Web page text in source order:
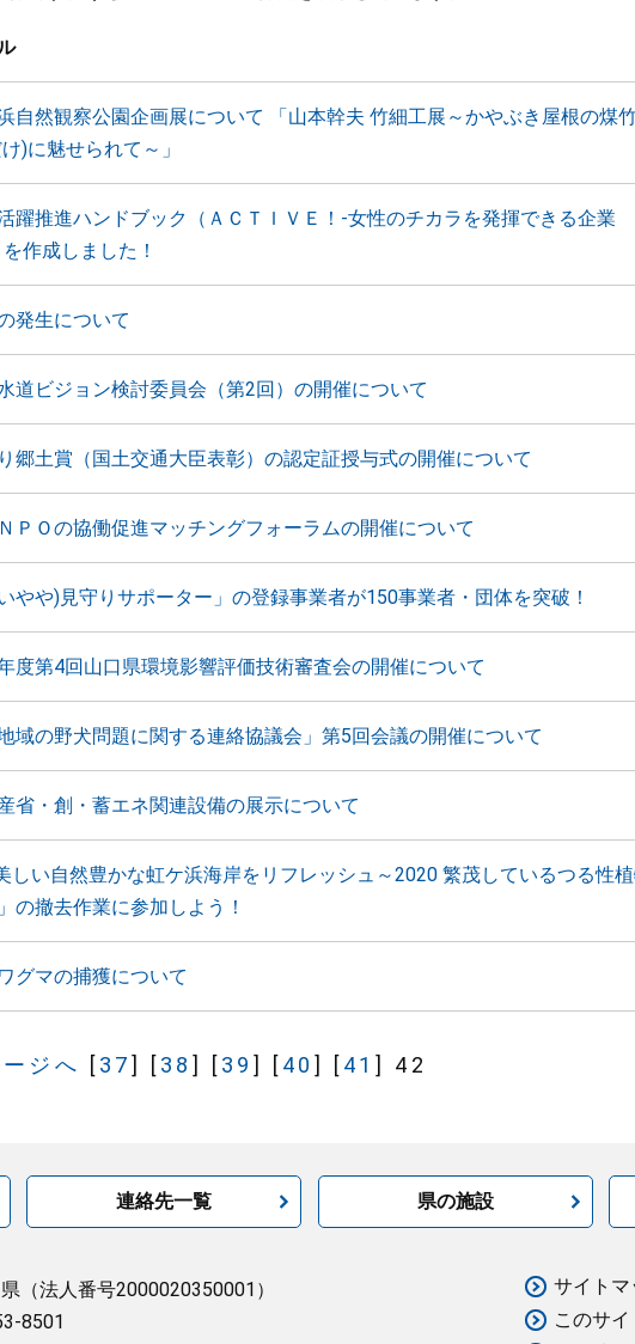
自然観察公園企画展について 「山本幹夫 竹細工展～かやぶき屋根の煤
)に魅せられて～」
活躍推進ハンドブック（ＡＣＴＩＶＥ！-女性のチカラを発揮できる企業
作成しました！
発生について
道ビジョン検討委員会（第2回）の開催について
郷土賞（国土交通大臣表彰）の認定証授与式の開催について
ＰＯの協働促進マッチングフォーラムの開催について
いやや)見守りサポーター」の登録事業者が150事業者・団体を突破！
度第4回山口県環境影響評価技術審査会の開催について
地域の野犬問題に関する連絡協議会」第5回会議の開催について
省・創・蓄エネ関連設備の展示について
しい自然豊かな虹ケ浜海岸をリフレッシュ～2020 繁茂しているつる性
の撤去作業に参加しよう！
グマの捕獲について
ジへ [ 37] [ 38 ] [ 39 ] [ 40 ] [ 41 ] 42
連絡先一覧 県の施設
（法人番号2000020350001）
8501
サイトマ
このサ